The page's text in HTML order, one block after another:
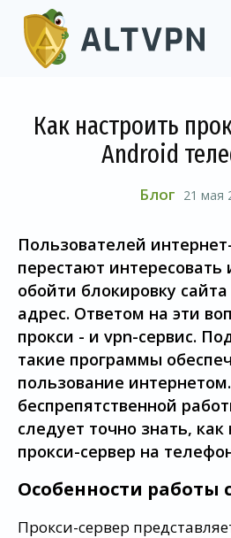
Как настроить
Android
Блог 21 мая
Пользователей
перестают интересовать
обойти блокировку
адрес. Ответом на эти
прокси - и vpn-сервис.
такие программы
пользование
беспрепятственной
следует точно знать, как
прокси-сервер на
Особенности работы
Прокси-сервер